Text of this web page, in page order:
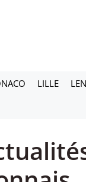
LILLE